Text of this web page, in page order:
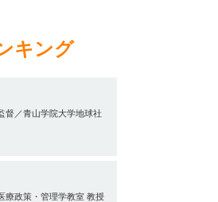
キング
督／青山学院大学地球社
療政策・管理学教室 教授